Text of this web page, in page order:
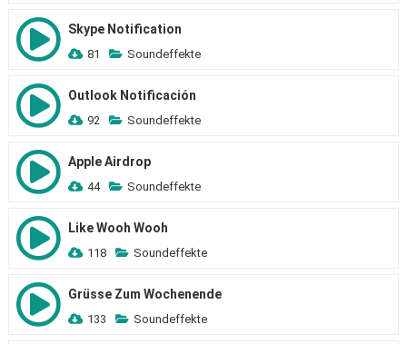
Skype Notification
81 Soundeffekte
Outlook Notificación
92 Soundeffekte
Apple Airdrop
44 Soundeffekte
Like Wooh Wooh
118 Soundeffekte
Grüsse Zum Wochenende
133 Soundeffekte